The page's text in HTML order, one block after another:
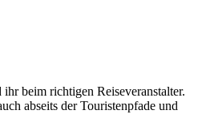
beim richtigen Reiseveranstalter.
abseits der Touristenpfade und